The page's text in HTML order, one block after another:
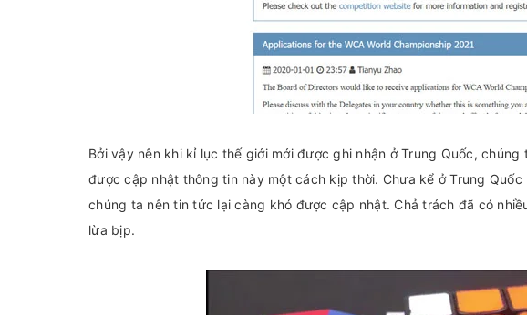
Bởi vậy nên khi kỉ lục thế giới mới được ghi nhận ở Trung Quốc,
được cập nhật thông tin này một cách kịp thời. Chưa kể ở Trung
chúng ta nên tin tức lại càng khó được cập nhật. Chả trách đã có
lừa bịp.